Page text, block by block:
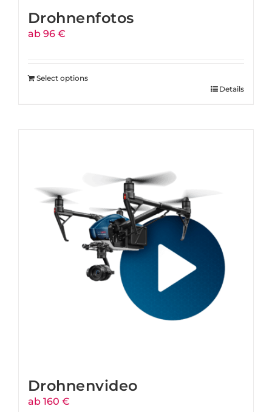
Drohnenfotos
ab 96 €
Select options
Details
Drohnenvideo
ab 160 €